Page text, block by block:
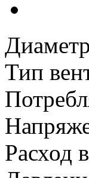
Тип
Расход